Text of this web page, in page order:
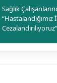
Sağlık
“Hastalandığımız
Cezalandırılıyoruz”